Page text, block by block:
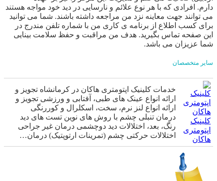
دارم. افرادی که با هر نوع علائم و نارسایی در دید خود مواجه هستند
می توانند جهت معاینه نزد من مراجعه داشته باشند. شما می توانید
برای کسب اطلاع از برنامه ی کاری من با شماره تلفن مندرج در
این صفحه تماس بگیرید. هدف من مراقبت و حفظ سلامت بینایی
شما عزیزان می باشد.
سایر متخصصان
کلینیک
اپتومتری
هاکان
خدمات کلینیک اپتومتری هاکان در کرمانشاه تجویز و
ارائه انواع عینک های طبی، آفتابی و ورزشی تجویز و
ارائه انواع لنز‌ نرم‌، سخت، اسکلرال و کوررنگی
درمان تنبلی چشم با روش های نوین تست های دید
رنگ، بعد، اختلالات دید دوچشمی درمان غیر جراحی
اختلالات حرکتی چشم (تمرینات ارتوپتیک) درمان…